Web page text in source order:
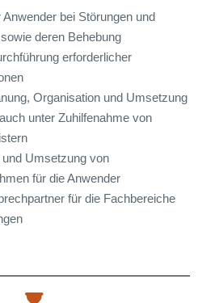
bei Störungen und
deren Behebung
erforderlicher
Organisation und Umsetzung
unter Zuhilfenahme von
Umsetzung von
für die Anwender
für die Fachbereiche